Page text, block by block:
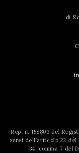
di
Rep. n. 158803 del
sensi dell’articolo 22 del
34, comma 7 del